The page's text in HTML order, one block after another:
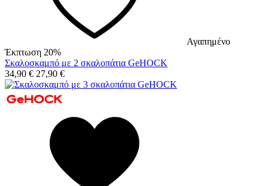
Αγαπημένο
Έκπτωση 20%
Σκαλοσκαμπό με 2 σκαλοπάτια GeHOCK
34,90 € 27,90 €